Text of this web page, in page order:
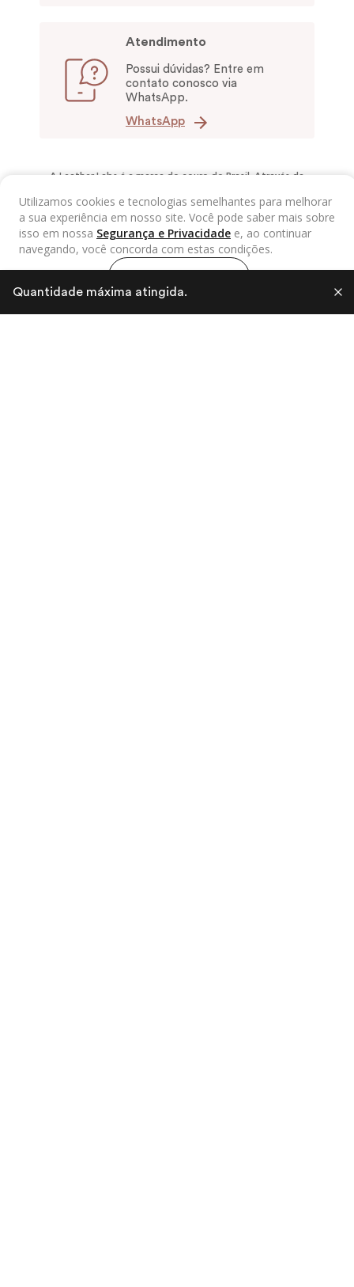
Utilizamos cookies e tecnologias semelhantes para melhorar
a sua experiência em nosso site. Você pode saber mais sobre
isso em nossa Segurança e Privacidade e, ao continuar
navegando, você concorda com estas condições.
Atendimento
Possui dúvidas? Entre em
contato conosco via
WhatsApp.
WhatsApp
A Leather Labs é a marca do couro do Brasil. Através da
disseminamos conhecimento e fomentamos a transformação
social para incentivar a geração de renda, o reaproveitamento
de resíduos e a economia circular.
Quantidade máxima atingida.